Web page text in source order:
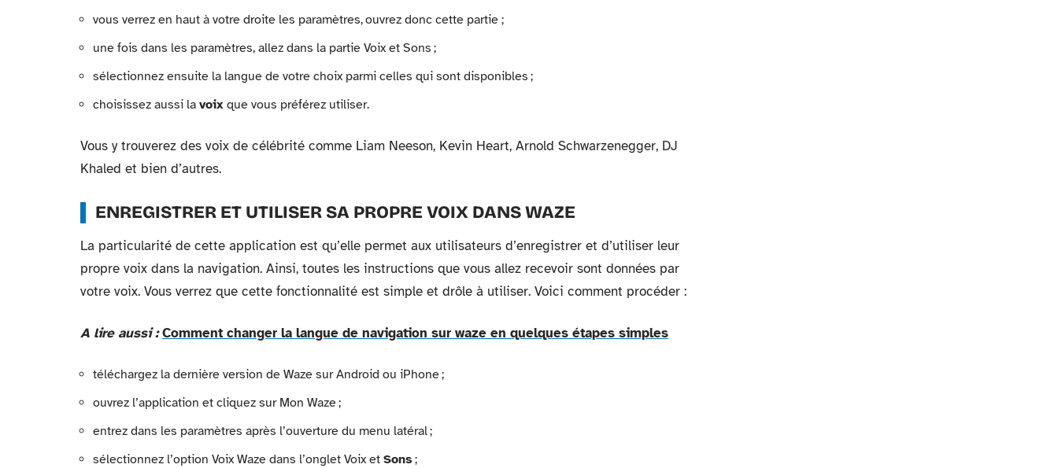
vous verrez en haut à votre droite les paramètres, ouvrez donc cette partie ;
une fois dans les paramètres, allez dans la partie Voix et Sons ;
sélectionnez ensuite la langue de votre choix parmi celles qui sont disponibles ;
choisissez aussi la voix que vous préférez utiliser.
Vous y trouverez des voix de célébrité comme Liam Neeson, Kevin Heart, Arnold Schwarzenegger, DJ
Khaled et bien d’autres.
ENREGISTRER ET UTILISER SA PROPRE VOIX DANS WAZE
La particularité de cette application est qu’elle permet aux utilisateurs d’enregistrer et d’utiliser leur
propre voix dans la navigation. Ainsi, toutes les instructions que vous allez recevoir sont données par
votre voix. Vous verrez que cette fonctionnalité est simple et drôle à utiliser. Voici comment procéder :
A lire aussi : Comment changer la langue de navigation sur waze en quelques étapes simples
téléchargez la dernière version de Waze sur Android ou iPhone ;
ouvrez l’application et cliquez sur Mon Waze ;
entrez dans les paramètres après l’ouverture du menu latéral ;
sélectionnez l’option Voix Waze dans l’onglet Voix et Sons ;